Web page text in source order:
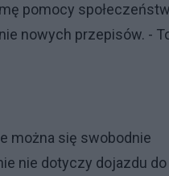
pomocy
nowych przepisów. -
można się swobodnie
nie dotyczy dojazdu do